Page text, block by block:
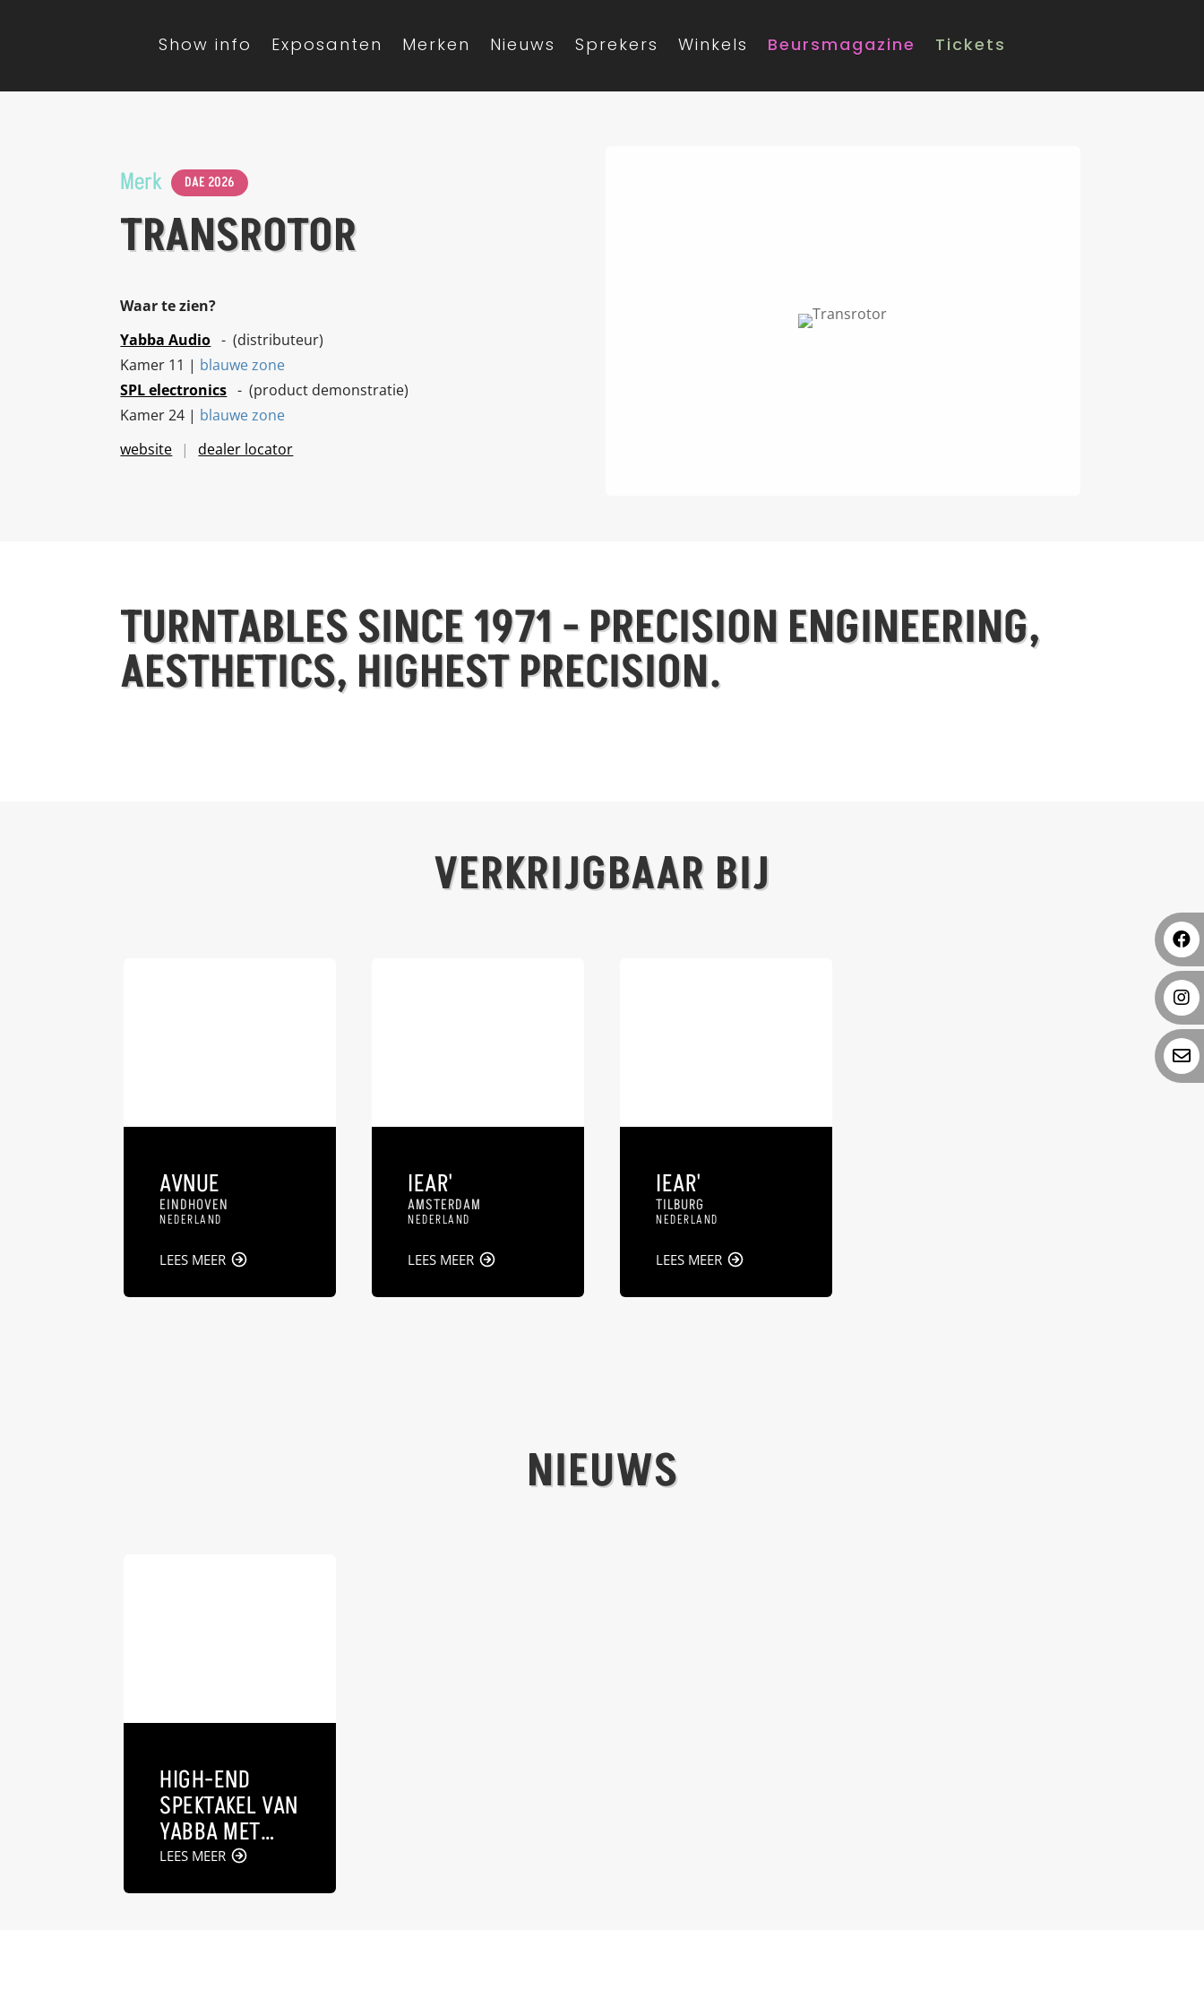
Show info Exposanten Merken Nieuws Sprekers Winkels Beursmagazine Tickets
Merk DAE 2026
TRANSROTOR
Waar te zien?
Yabba Audio - (distributeur)
Kamer 11 | blauwe zone
SPL electronics - (product demonstratie)
Kamer 24 | blauwe zone
website
dealer locator
TURNTABLES SINCE 1971 - PRECISION ENGINEERING,
AESTHETICS, HIGHEST PRECISION.
VERKRIJGBAAR BIJ
AVNUE
EINDHOVEN
NEDERLAND
LEES MEER
IEAR'
AMSTERDAM
NEDERLAND
LEES MEER
IEAR'
TILBURG
NEDERLAND
LEES MEER
NIEUWS
HIGH-END
SPEKTAKEL VAN
YABBA MET
OPERA, PATHOS
EN
LEES MEER